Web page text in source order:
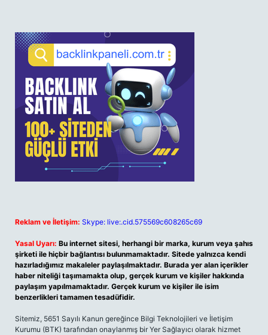
Reklam ve İletişim: Skype: live:.cid.575569c608265c69
Yasal Uyarı: Bu internet sitesi, herhangi bir marka, kurum veya şahıs
şirketi ile hiçbir bağlantısı bulunmamaktadır. Sitede yalnızca kendi
hazırladığımız makaleler paylaşılmaktadır. Burada yer alan içerikler
haber niteliği taşımamakta olup, gerçek kurum ve kişiler hakkında
paylaşım yapılmamaktadır. Gerçek kurum ve kişiler ile isim
benzerlikleri tamamen tesadüfidir.
Sitemiz, 5651 Sayılı Kanun gereğince Bilgi Teknolojileri ve İletişim
Kurumu (BTK) tarafından onaylanmış bir Yer Sağlayıcı olarak hizmet